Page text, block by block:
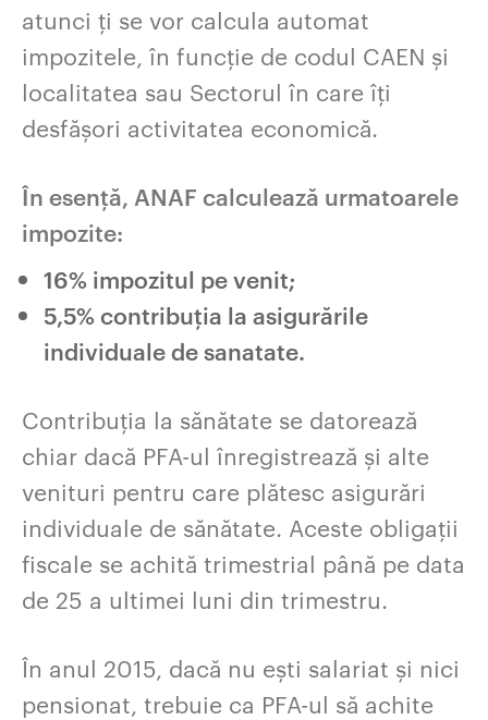
atunci ți se vor calcula automat
impozitele, în funcție de codul CAEN și
localitatea sau Sectorul în care îți
desfășori activitatea economică.
În esență, ANAF calculează urmatoarele
impozite:
16% impozitul pe venit;
5,5% contribuția la asigurările
individuale de sanatate.
Contribuția la sănătate se datorează
chiar dacă PFA-ul înregistrează și alte
venituri pentru care plătesc asigurări
individuale de sănătate. Aceste obligații
fiscale se achită trimestrial până pe data
de 25 a ultimei luni din trimestru.
În anul 2015, dacă nu ești salariat și nici
pensionat, trebuie ca PFA-ul să achite